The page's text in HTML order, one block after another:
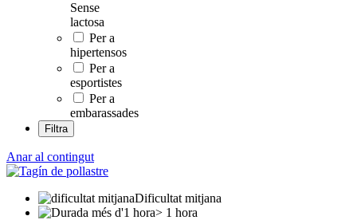
Sense
lactosa
Per a
hipertensos
Per a
esportistes
Per a
embarassades
Filtra
Anar al contingut
Dificultat mitjana
> 1 hora